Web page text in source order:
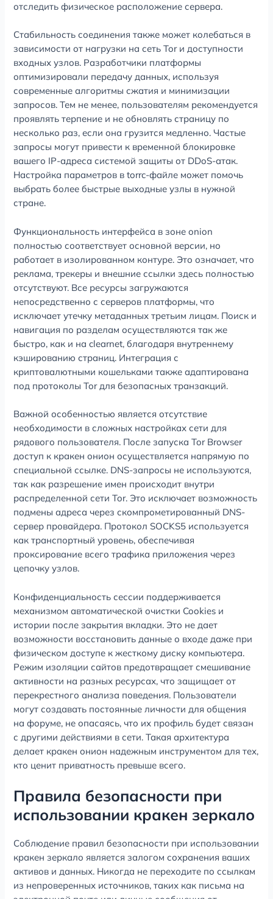
отследить физическое расположение сервера.
Стабильность соединения также может колебаться в
зависимости от нагрузки на сеть Tor и доступности
входных узлов. Разработчики платформы
оптимизировали передачу данных, используя
современные алгоритмы сжатия и минимизации
запросов. Тем не менее, пользователям рекомендуется
проявлять терпение и не обновлять страницу по
несколько раз, если она грузится медленно. Частые
запросы могут привести к временной блокировке
вашего IP-адреса системой защиты от DDoS-атак.
Настройка параметров в torrc-файле может помочь
выбрать более быстрые выходные узлы в нужной
стране.
Функциональность интерфейса в зоне onion
полностью соответствует основной версии, но
работает в изолированном контуре. Это означает, что
реклама, трекеры и внешние ссылки здесь полностью
отсутствуют. Все ресурсы загружаются
непосредственно с серверов платформы, что
исключает утечку метаданных третьим лицам. Поиск и
навигация по разделам осуществляются так же
быстро, как и на clearnet, благодаря внутреннему
кэшированию страниц. Интеграция с
криптовалютными кошельками также адаптирована
под протоколы Tor для безопасных транзакций.
Важной особенностью является отсутствие
необходимости в сложных настройках сети для
рядового пользователя. После запуска Tor Browser
доступ к кракен онион осуществляется напрямую по
специальной ссылке. DNS-запросы не используются,
так как разрешение имен происходит внутри
распределенной сети Tor. Это исключает возможность
подмены адреса через скомпрометированный DNS-
сервер провайдера. Протокол SOCKS5 используется
как транспортный уровень, обеспечивая
проксирование всего трафика приложения через
цепочку узлов.
Конфиденциальность сессии поддерживается
механизмом автоматической очистки Cookies и
истории после закрытия вкладки. Это не дает
возможности восстановить данные о входе даже при
физическом доступе к жесткому диску компьютера.
Режим изоляции сайтов предотвращает смешивание
активности на разных ресурсах, что защищает от
перекрестного анализа поведения. Пользователи
могут создавать постоянные личности для общения
на форуме, не опасаясь, что их профиль будет связан
с другими действиями в сети. Такая архитектура
делает кракен онион надежным инструментом для тех,
кто ценит приватность превыше всего.
Правила безопасности при
использовании кракен зеркало
Соблюдение правил безопасности при использовании
кракен зеркало является залогом сохранения ваших
активов и данных. Никогда не переходите по ссылкам
из непроверенных источников, таких как письма на